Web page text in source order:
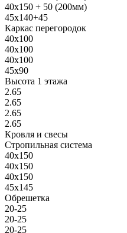
40х150 + 50 (200мм)
45х140+45
Каркас перегородок
40х100
40х100
40х100
45х90
Высота 1 этажа
2.65
2.65
2.65
2.65
Кровля и свесы
Стропильная система
40х150
40х150
40х150
45х145
Обрешетка
20-25
20-25
20-25